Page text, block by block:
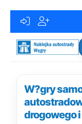
W?gry
drogowego